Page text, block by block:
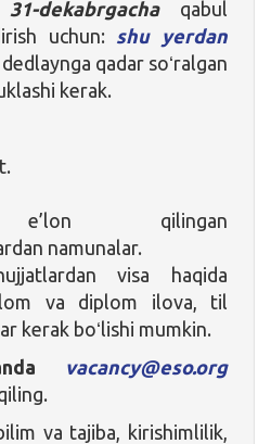
dekabrgachaqabul
uchun: shu yerdan
qadar soʻralgan
kerak.
e’lon qilingan
namunalar.
visa haqida
va diplom ilova, til
kerak boʻlishi mumkin.
vacancy@eso.org
va tajiba, kirishimlilik,